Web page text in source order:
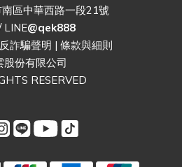
區中華西路一段21號
LINE@qek888
反詐騙聲明 | 條款與細則
股份有限公司
RESERVED